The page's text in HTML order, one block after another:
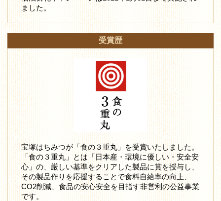
ました。
受賞歴
宝塚はちみつが「食の３重丸」を受賞いたしました。
「食の３重丸」とは「日本産・環境に優しい・安全安
心」の、厳しい基準をクリアした製品に賞を授与し、
その製品作りを応援することで食料自給率の向上、
CO2削減、食品の安心安全を目指す非営利の公益事業
です。